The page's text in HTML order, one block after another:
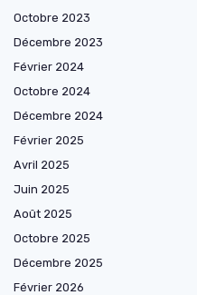
Octobre 2023
Décembre 2023
Février 2024
Octobre 2024
Décembre 2024
Février 2025
Avril 2025
Juin 2025
Août 2025
Octobre 2025
Décembre 2025
Février 2026